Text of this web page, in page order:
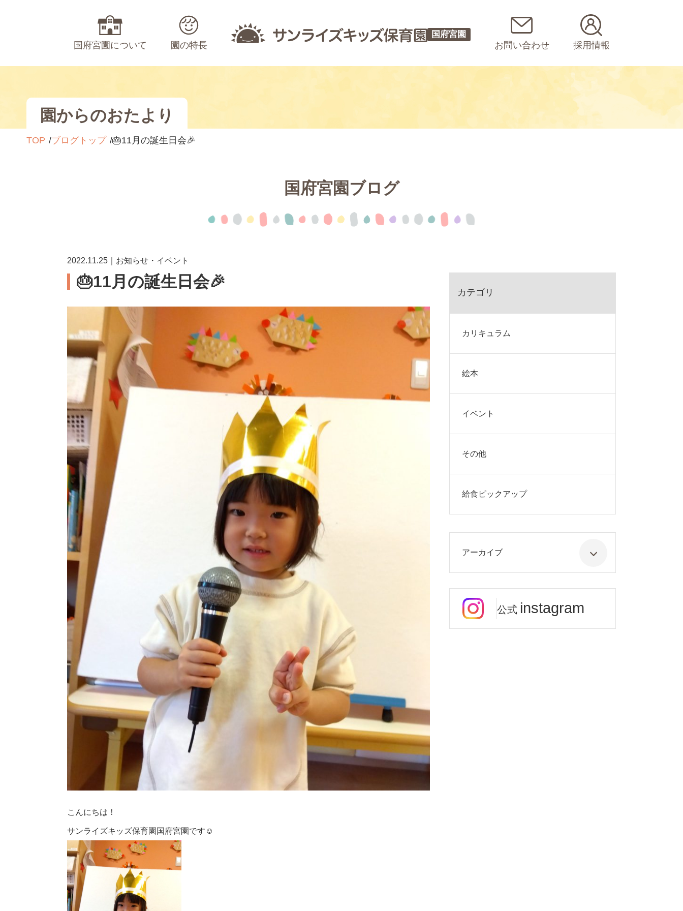
国府宮園について 園の特長
国府宮園
お問い合わせ 採用情報
園からのおたより
TOP ブログトップ 🎂11月の誕生日会🎉
国府宮園ブログ
2022.11.25｜お知らせ・イベント
🎂11月の誕生日会🎉
こんにちは！
サンライズキッズ保育園国府宮園です☺
カテゴリ
カリキュラム
絵本
イベント
その他
給食ピックアップ
アーカイブ
公式 instagram